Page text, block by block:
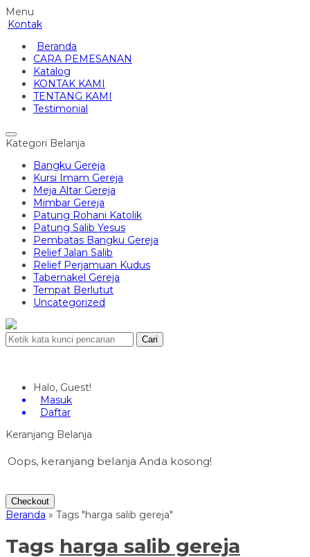
Menu
Kontak
Beranda
CARA PEMESANAN
Katalog
KONTAK KAMI
TENTANG KAMI
Testimonial
Kategori Belanja
Bangku Gereja
Kursi Imam Gereja
Meja Altar Gereja
Mimbar Gereja
Patung Rohani Katolik
Patung Salib Yesus
Pembatas Bangku Gereja
Relief Jalan Salib
Relief Perjamuan Kudus
Tabernakel Gereja
Tempat Berlutut
Uncategorized
Cari
Halo, Guest!
Masuk
Daftar
Keranjang Belanja
Oops, keranjang belanja Anda kosong!
Checkout
Beranda » Tags "harga salib gereja"
Tags harga salib gereja